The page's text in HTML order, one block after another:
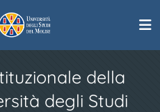
della
degli Studi